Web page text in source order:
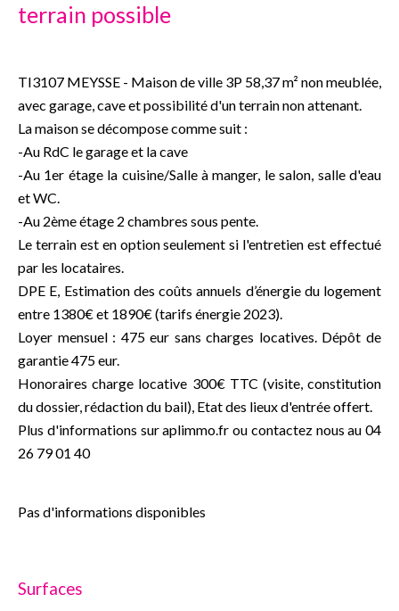
terrain possible
TI3107 MEYSSE - Maison de ville 3P 58,37 m² non meublée,
avec garage, cave et possibilité d'un terrain non attenant.
La maison se décompose comme suit :
-Au RdC le garage et la cave
-Au 1er étage la cuisine/Salle à manger, le salon, salle d'eau
et WC.
-Au 2ème étage 2 chambres sous pente.
Le terrain est en option seulement si l'entretien est effectué
par les locataires.
DPE E, Estimation des coûts annuels d’énergie du logement
entre 1380€ et 1890€ (tarifs énergie 2023).
Loyer mensuel : 475 eur sans charges locatives. Dépôt de
garantie 475 eur.
Honoraires charge locative 300€ TTC (visite, constitution
du dossier, rédaction du bail), Etat des lieux d'entrée offert.
Plus d'informations sur aplimmo.fr ou contactez nous au 04
26 79 01 40
Pas d'informations disponibles
Surfaces